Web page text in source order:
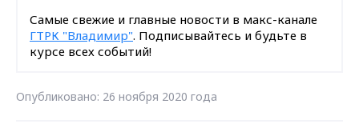
Самые свежие и главные новости в макс-канале
ГТРК "Владимир". Подписывайтесь и будьте в
курсе всех событий!
Опубликовано: 26 ноября 2020 года